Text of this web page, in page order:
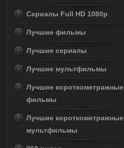
Сериалы Full HD 1080p
Лучшие фильмы
Лучшие сериалы
Лучшие мультфильмы
Лучшие короткометражные
фильмы
Лучшие короткометражные
мультфильмы